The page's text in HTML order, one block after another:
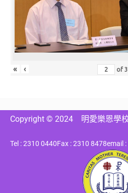
« ‹ of3
Copyright © 2024 明愛樂恩學
Tel : 2310 0440Fax : 2310 8478email